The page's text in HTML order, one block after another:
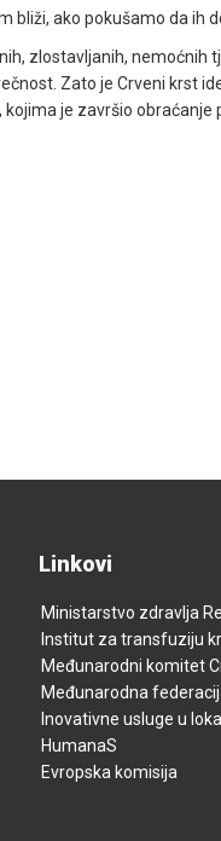
bliži, ako pokušamo da ih
zlostavljanih, nemoćnih
Zato je Crveni krst
je završio
Linkovi
Ministarstvo zdravlja
Institut za transfuziju
Međunarodni komitet
Međunarodna
Inovativne usluge u
HumanaS
Evropska komisija